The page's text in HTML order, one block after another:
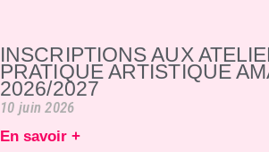
INSCRIPTIONS AUX
PRATIQUE ARTISTIQUE
2026/2027
10 juin 2026
En savoir +